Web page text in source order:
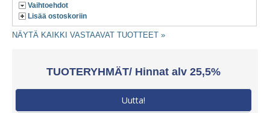
Vaihtoehdot
Lisää ostoskoriin
NÄYTÄ KAIKKI VASTAAVAT TUOTTEET »
TUOTERYHMÄT/ Hinnat alv 25,5%
Uutta!